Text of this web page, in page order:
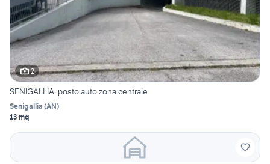
2
SENIGALLIA: posto auto zona centrale
Senigallia (AN)
13 mq